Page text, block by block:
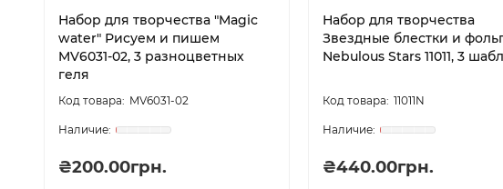
Набор для творчества "Magic
water" Рисуем и пишем
MV6031-02, 3 разноцветных
геля
MV6031-02
₴200.00грн.
Набор для творчества
Звездные блестки и
Nebulous Stars 11011, 3
11011N
₴440.00грн.